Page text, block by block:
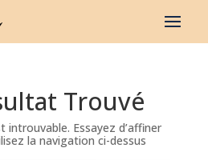
Trouvé
introuvable. Essayez d’affiner
la navigation ci-dessus